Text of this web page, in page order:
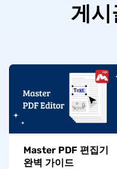
게시
Master PDF 편집기
완벽 가이드